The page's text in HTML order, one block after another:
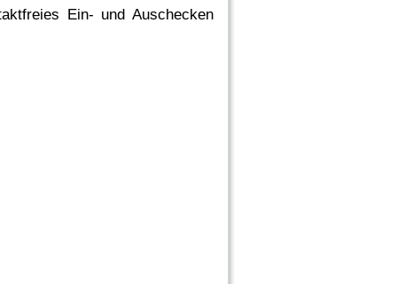
Ein- und Auschecken